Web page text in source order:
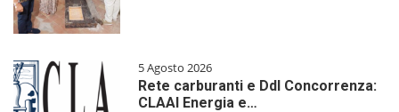
5 Agosto 2026
Rete carburanti e Ddl Concorrenza:
CLAAI Energia e…